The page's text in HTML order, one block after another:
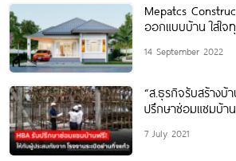
Mepatcs
ออกแบบบ้าน ใส่ใจ
14 September 2022
“ส.ธุรกิจรับสร้างบ้
ปรึกษาซ่อมแซมบ้า
7 July 2021